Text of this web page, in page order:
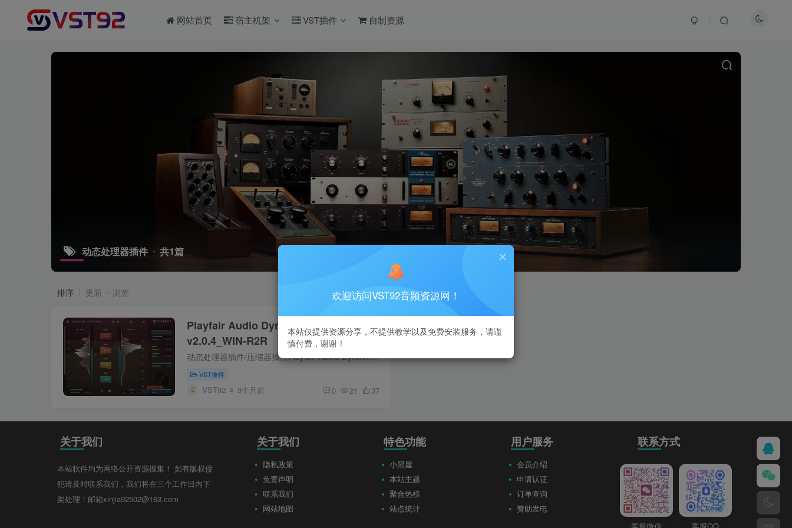
网站首页 宿主机架 VST插件 自制资源
动态处理器插件 共1篇
排序 更新 浏览
Playfair Audio Dynamic Grading 2
v2.0.4_WIN-R2R
动态处理器插件/压缩器插件Playfair Audio Dynamic Grading 2VST插件格式：VST3/AAX Dynamic Grading 2的图形化手柄可以直接拖拽动态曲线节点，实时联动压缩比和增益参数，彻底告别传统压缩器的...
VST插件
VST92 9个月前 0 21 37
关于我们
本站软件均为网络公开资源搜集！ 如有版权侵
犯请及时联系我们，我们将在三个工作日内下
架处理！邮箱xinjia92502@163.com
关于我们
隐私政策
免责声明
联系我们
网站地图
特色功能
小黑屋
本站主题
聚合热榜
站点统计
用户服务
会员介绍
申请认证
订单查询
赞助发电
联系方式
客服微信 客服QQ
欢迎访问VST92音频资源网！
本站仅提供资源分享，不提供教学以及免费安装服务，请谨
慎付费，谢谢！